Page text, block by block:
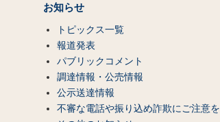
お知らせ
トピックス一覧
報道発表
パブリックコメント
調達情報・公売情報
公示送達情報
不審な電話や振り込め詐欺にご注意を